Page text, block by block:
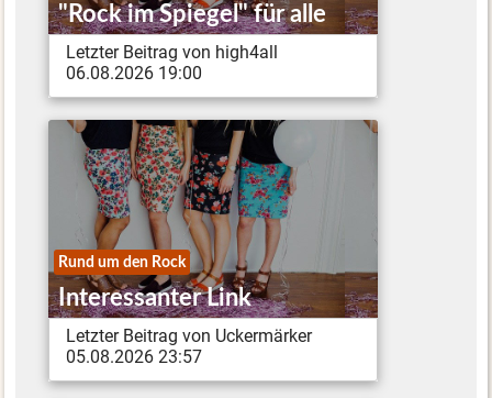
"Rock im Spiegel" für alle
Letzter Beitrag von high4all
06.08.2026 19:00
Rund um den Rock
Interessanter Link
Letzter Beitrag von Uckermärker
05.08.2026 23:57